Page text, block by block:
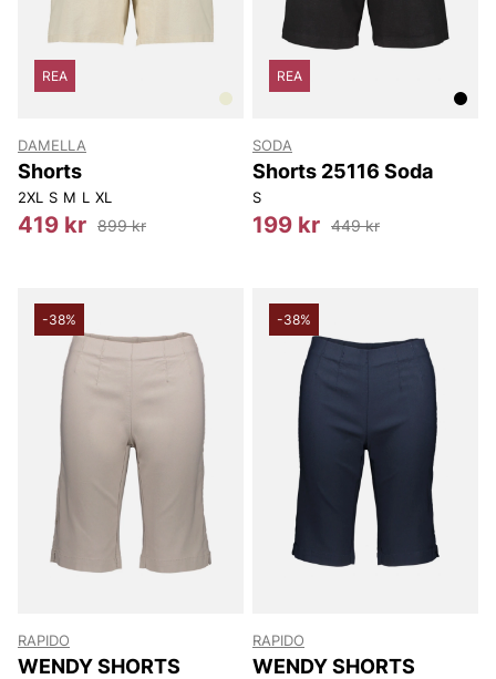
REA
DAMELLA
Shorts
2XL S M L XL
419 kr 899 kr
REA
SODA
Shorts 25116 Soda
S
199 kr 449 kr
-38%
RAPIDO
WENDY SHORTS
-38%
RAPIDO
WENDY SHORTS